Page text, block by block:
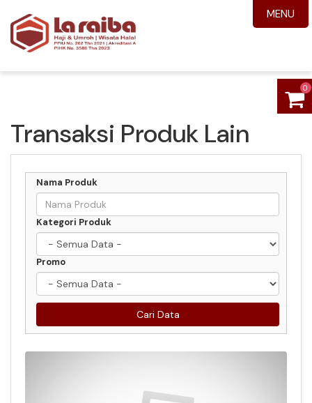
Transaksi Produk Lain
Nama Produk
Kategori Produk
Promo
Cari Data
0
MENU